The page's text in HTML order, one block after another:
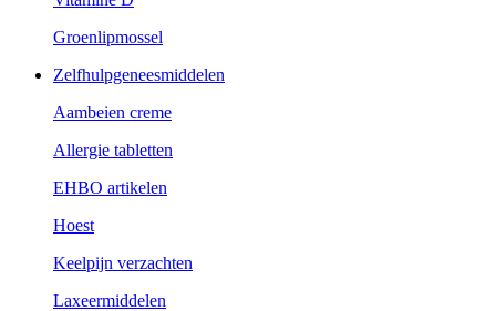
Groenlipmossel
Zelfhulpgeneesmiddelen
Aambeien creme
Allergie tabletten
EHBO artikelen
Hoest
Keelpijn verzachten
Laxeermiddelen